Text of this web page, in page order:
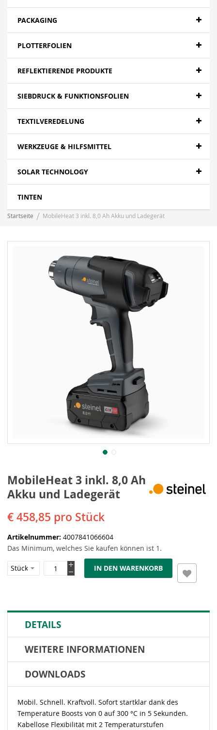
PACKAGING
PLOTTERFOLIEN
REFLEKTIERENDE PRODUKTE
SIEBDRUCK & FUNKTIONSFOLIEN
TEXTILVEREDELUNG
WERKZEUGE & HILFSMITTEL
SOLAR TECHNOLOGY
TINTEN
Startseite MobileHeat 3 inkl. 8,0 Ah Akku und Ladegerät
MobileHeat 3 inkl. 8,0 Ah
Akku und Ladegerät
€ 458,85 pro Stück
Artikelnummer 4007841066604
Das Minimum, welches Sie kaufen können ist 1.
IN DEN WARENKORB
DETAILS
WEITERE INFORMATIONEN
DOWNLOADS
Mobil. Schnell. Kraftvoll. Sofort startklar dank des
Temperature Boosts von 0 auf 300 °C in 5 Sekunden.
Kabellose Flexibilität mit 2 Temperaturstufen